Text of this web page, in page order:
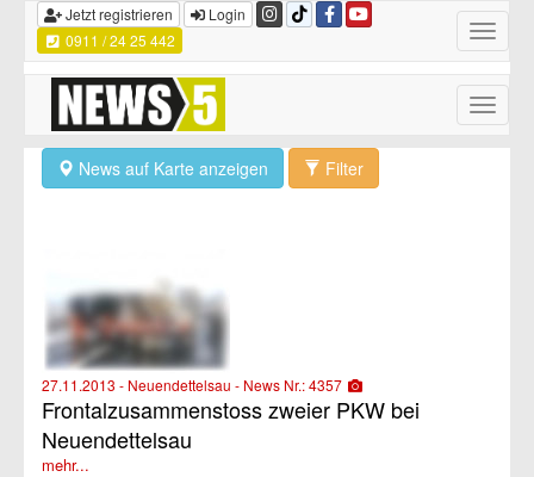
Toggle
Jetzt registrieren
Login
0911 / 24 25 442
Toggle
News auf Karte anzeigen
Filter
27.11.2013 - Neuendettelsau - News Nr.: 4357
Frontalzusammenstoss zweier PKW bei
Neuendettelsau
mehr...